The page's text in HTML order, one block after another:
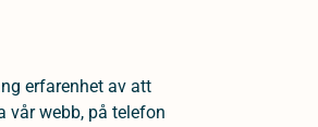
erfarenhet av att
vår webb, på telefon